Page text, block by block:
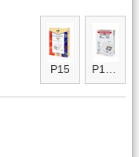
P15 P15micro maxi